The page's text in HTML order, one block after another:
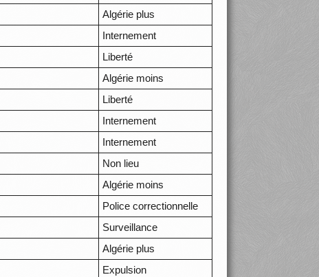
Algérie plus
Internement
Liberté
Algérie moins
Liberté
Internement
Internement
Non lieu
Algérie moins
Police correctionnelle
Surveillance
Algérie plus
Expulsion